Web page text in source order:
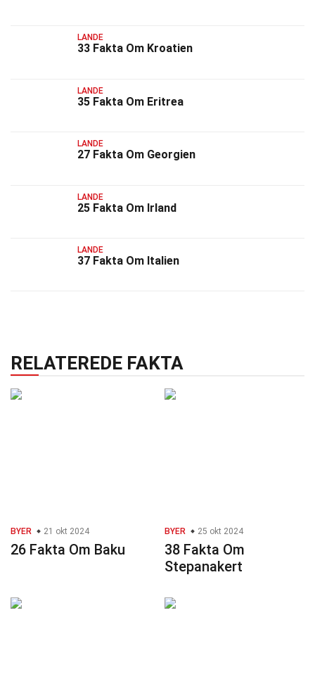
LANDE
33 Fakta Om Kroatien
LANDE
35 Fakta Om Eritrea
LANDE
27 Fakta Om Georgien
LANDE
25 Fakta Om Irland
LANDE
37 Fakta Om Italien
RELATEREDE FAKTA
BYER 21 okt 2024
26 Fakta Om Baku
BYER 25 okt 2024
38 Fakta Om
Stepanakert